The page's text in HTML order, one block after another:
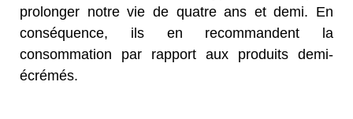
prolonger notre vie de quatre ans et demi. En
conséquence, ils en recommandent la
consommation par rapport aux produits demi-
écrémés.